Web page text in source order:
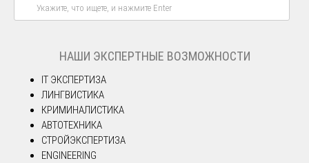
НАШИ ЭКСПЕРТНЫЕ ВОЗМОЖНОСТИ
IT ЭКСПЕРТИЗА
ЛИНГВИСТИКА
КРИМИНАЛИСТИКА
АВТОТЕХНИКА
СТРОЙЭКСПЕРТИЗА
ENGINEERING